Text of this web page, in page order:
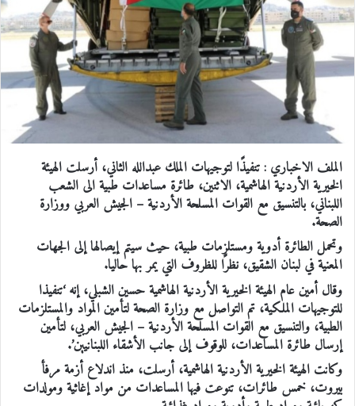
الملف الاخباري :تنفيذًا لتوجيهات الملك عبدالله الثاني، أرسلت الهيئة
الخيرية الأردنية الهاشمية، الاثنين، طائرة مساعدات طبية الى الشعب
اللبناني، بالتنسيق مع القوات المسلحة الأردنية – الجيش العربي ووزارة
الصحة.
وتحمل الطائرة أدوية ومستلزمات طبية، حيث سيتم إيصالها إلى الجهات
المعنية في لبنان الشقيق، نظرًا للظروف التي يمر بها حاليا.
وقال أمين عام الهيئة الخيرية الأردنية الهاشمية حسين الشبلي، إنه ‘تنفيذا
للتوجيهات الملكية، تم التواصل مع وزارة الصحة لتأمين المواد والمستلزمات
الطبية، والتنسيق مع القوات المسلحة الأردنية – الجيش العربي، لتأمين
إرسال طائرة المساعدات، للوقوف إلى جانب الأشقاء اللبنانيين’.
وكانت الهيئة الخيرية الأردنية الهاشمية، أرسلت، منذ اندلاع أزمة مرفأ
بيروت، خمس طائرات، تنوعت فيها المساعدات من مواد إغاثية ومولدات